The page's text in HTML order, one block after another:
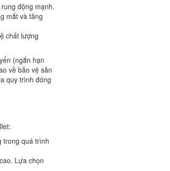
động mạnh.
mắt và tăng
chất lượng
(ngắn hạn
về bảo vệ sản
quy trình đóng
trong quá trình
Lựa chọn